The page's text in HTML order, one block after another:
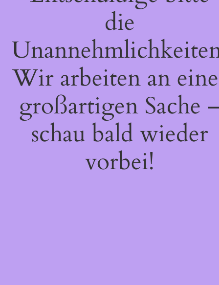
die
Wir arbeiten an
großartigen Sache
schau bald wieder
vorbei!